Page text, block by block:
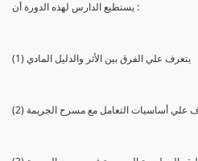
يستطيع الدارس لهذه الدورة أن :
(1) يتعرف علي الفرق بين الأثر والدليل المادي
علي أساسيات التعامل مع مسرح الجريمة